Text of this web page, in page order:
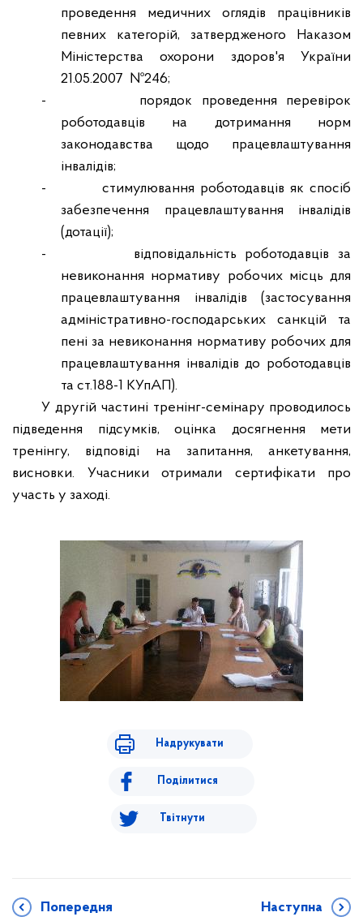
проведення медичних оглядів працівників
певних категорій, затвердженого Наказом
Міністерства охорони здоров'я України
21.05.2007 №246;
-
порядок проведення перевірок
роботодавців на дотримання норм
законодавства щодо працевлаштування
інвалідів;
-
стимулювання роботодавців як спосіб
забезпечення працевлаштування інвалідів
(дотації);
-
відповідальність роботодавців за
невиконання нормативу робочих місць для
працевлаштування інвалідів (застосування
адміністративно-господарських санкцій та
пені за невиконання нормативу робочих для
працевлаштування інвалідів до роботодавців
та ст.188-1 КУпАП).
У другій частині тренінг-семінару проводилось
підведення підсумків, оцінка досягнення мети
тренінгу, відповіді на запитання, анкетування,
висновки. Учасники отримали сертифікати про
участь у заході.
Надрукувати
Поділитися
Твітнути
Попередня Наступна